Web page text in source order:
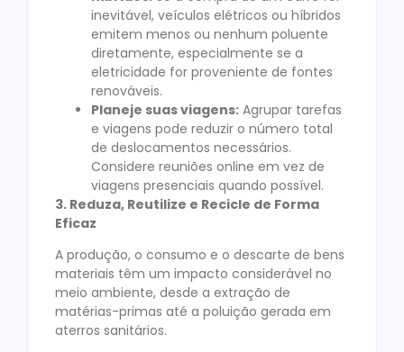
inevitável, veículos elétricos ou híbridos
emitem menos ou nenhum poluente
diretamente, especialmente se a
eletricidade for proveniente de fontes
renováveis.
Planeje suas viagens: Agrupar tarefas
e viagens pode reduzir o número total
de deslocamentos necessários.
Considere reuniões online em vez de
viagens presenciais quando possível.
3. Reduza, Reutilize e Recicle de Forma
Eficaz
A produção, o consumo e o descarte de bens
materiais têm um impacto considerável no
meio ambiente, desde a extração de
matérias-primas até a poluição gerada em
aterros sanitários.